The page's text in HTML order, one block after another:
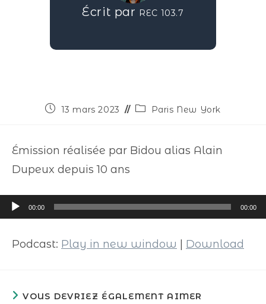
Écrit par REC 103.7
13 mars 2023 Paris New York
Émission réalisée par Bidou alias Alain
Dupeux depuis 10 ans
Lecteur
audio
00:00 00:00
Podcast: Play in new window Download
VOUS DEVRIEZ ÉGALEMENT AIMER